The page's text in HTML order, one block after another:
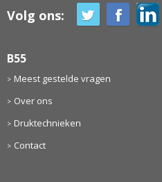
Volg ons:
B55
Meest gestelde vragen
Over ons
Druktechnieken
Contact